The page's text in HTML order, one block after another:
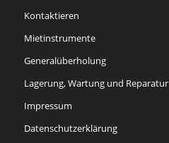
Kontaktieren
Mietinstrumente
Generalüberholung
Lagerung, Wartung und Reparatur
Impressum
Datenschutzerklärung